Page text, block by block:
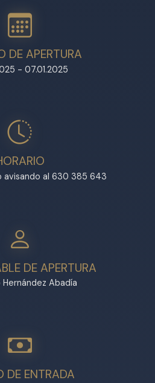
DE APERTURA
- 07.01.2025
avisando al 630 385 643
DE APERTURA
Hernández Abadía
DE ENTRADA